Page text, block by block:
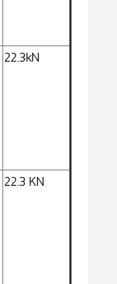
22.3kN
22.3 KN